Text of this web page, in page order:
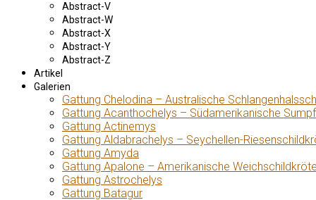
Abstract-V
Abstract-W
Abstract-X
Abstract-Y
Abstract-Z
Artikel
Galerien
Gattung Chelodina – Australische
Gattung Acanthochelys – Südamerikanische
Gattung Actinemys
Gattung Aldabrachelys – Seychellen-
Gattung Amyda
Gattung Apalone – Amerikanische
Gattung Astrochelys
Gattung Batagur